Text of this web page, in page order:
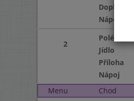
Doplněk
Nápoj
2
Polévka
Jídlo
Příloha
Nápoj
Menu
Chod